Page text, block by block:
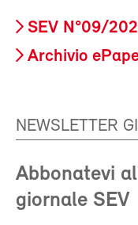
SEV N°09/
Archivio
NEWSLETTER
Abbonatevi
giornale SEV